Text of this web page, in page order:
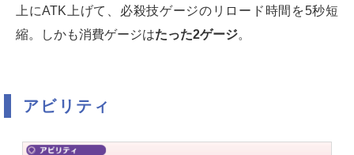
上にATK上げて、必殺技ゲージのリロード時間を5秒短
縮。しかも消費ゲージはたった2ゲージ。
アビリティ